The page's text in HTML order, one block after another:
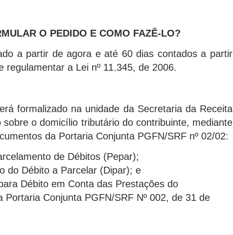
O PEDIDO E COMO FAZÊ-LO?
a partir de agora e até 60 dias contados a partir
regulamentar a Lei nº 11.345, de 2006.
formalizado na unidade da Secretaria da Receita
sobre o domicílio tributário do contribuinte, mediante
da Portaria Conjunta PGFN/SRF nº 02/02:
de Débitos (Pepar);
do Débito a Parcelar (Dipar); e
Débito em Conta das Prestações do
Portaria Conjunta PGFN/SRF Nº 002, de 31 de